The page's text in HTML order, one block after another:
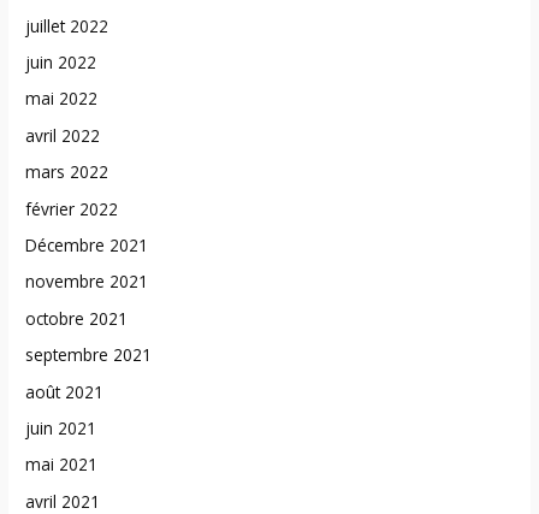
juillet 2022
juin 2022
mai 2022
avril 2022
mars 2022
février 2022
Décembre 2021
novembre 2021
octobre 2021
septembre 2021
août 2021
juin 2021
mai 2021
avril 2021